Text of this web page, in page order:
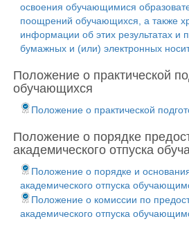
освоения обучающимися
поощрений обучающихся, а также
информации об этих результатах и
бумажных и (или) электронных
Положение о практической
обучающихся
Положение о практической
Положение о порядке
академического отпуска
Положение о порядке и
академического отпуска
Положение о комиссии по
академического отпуска